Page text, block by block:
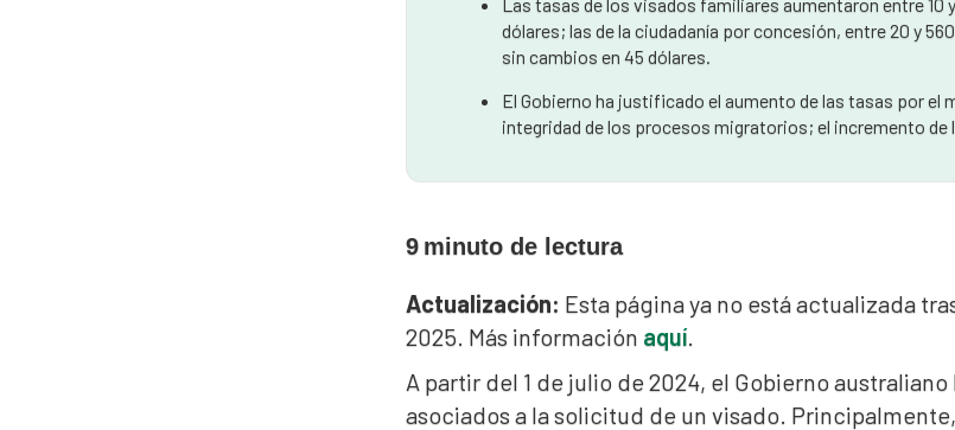
dólares; las de la ciudadanía por concesión, entre 20 y
sin cambios en 45 dólares.
El Gobierno ha justificado el aumento de las tasas por el
integridad de los procesos migratorios; el incremento
9 minuto de lectura
Actualización: Esta página ya no está actualizada
2025. Más información aquí.
A partir del 1 de julio de 2024, el Gobierno
asociados a la solicitud de un visado.